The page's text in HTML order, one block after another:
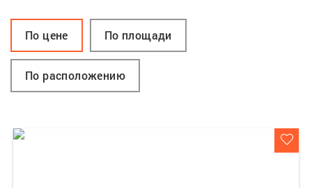
По цене По площади
По расположению